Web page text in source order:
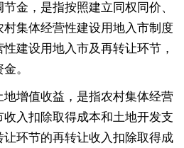
金 ， 是指按照建立同权同价、
集体经营性建设用地入市制度
建设用地入市及再转让环节 ，
。
增值收益 ， 是指农村集体经营
入扣除取得成本和土地开发支
环节的再转让收入扣除取得成